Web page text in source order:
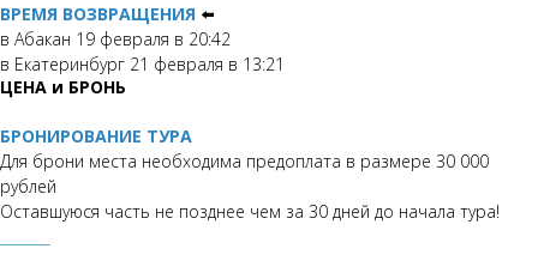
ВРЕМЯ ВОЗВРАЩЕНИЯ ⬅️
в Абакан 19 февраля в 20:42
в Екатеринбург 21 февраля в 13:21
ЦЕНА и БРОНЬ
БРОНИРОВАНИЕ ТУРА
Для брони места необходима предоплата в размере 30 000
рублей
Оставшуюся часть не позднее чем за 30 дней до начала тура!